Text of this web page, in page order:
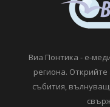
Виа Понтика - е-
региона.
събития,